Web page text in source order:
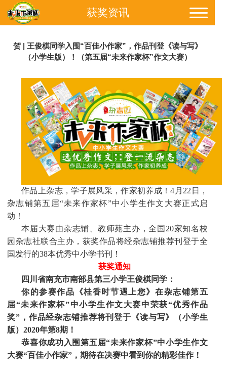
获奖资讯
贺 | 王俊棋同学入围“百佳小作家”，作品刊登《读与写》
（小学生版）！（第五届“未来作家杯”作文大赛）
作品上杂志，学子展风采，作家初养成！4月22日，
杂志铺第五届“未来作家杯”中小学生作文大赛正式启
动！
本届大赛由杂志铺、教师苑主办，全国20家知名校
园杂志社联合主办，获奖作品将经杂志铺推荐刊登于全
国发行的38本优秀中小学书刊！
获奖通知
四川省南充市南部县第三小学王俊棋同学：
你的参赛作品《桂香时节遇上您》在杂志铺第五
届“未来作家杯”中小学生作文大赛中荣获“优秀作品
奖”，作品经杂志铺推荐将刊登于《读与写》（小学生
版）2020年第8期！
恭喜你成功入围第五届“未来作家杯”中小学生作文
大赛“百佳小作家”，期待在决赛中看到你的精彩佳作！